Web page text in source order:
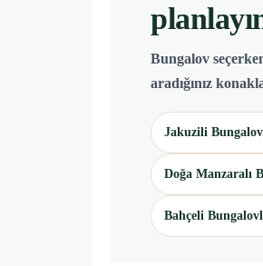
Bungalov
aradığınız
Jakuzili
Doğa Manzaralı
Bahçeli